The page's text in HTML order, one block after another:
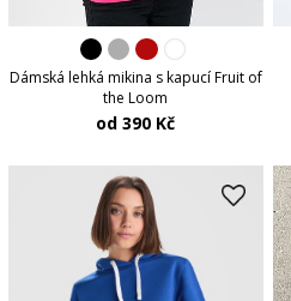
Dámská lehká mikina s kapucí Fruit of
the Loom
od 390 Kč